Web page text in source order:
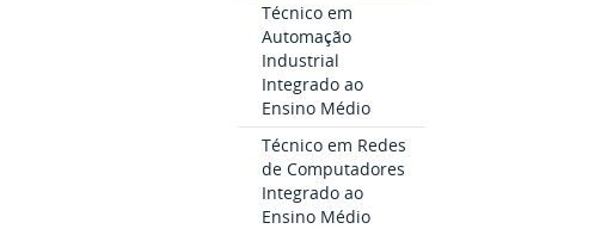
Técnico em
Automação
Industrial
Integrado ao
Ensino Médio
Técnico em Redes
de Computadores
Integrado ao
Ensino Médio